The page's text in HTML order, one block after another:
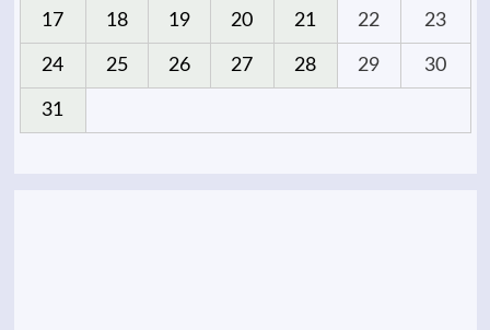
17 18 19 20 21 22 23
24 25 26 27 28 29 30
31